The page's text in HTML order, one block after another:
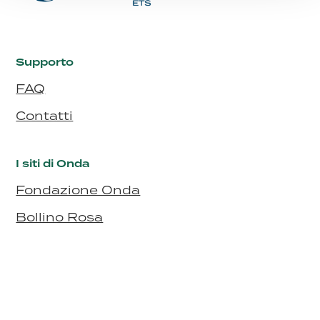
Supporto
FAQ
Contatti
I siti di Onda
Fondazione Onda
Bollino Rosa